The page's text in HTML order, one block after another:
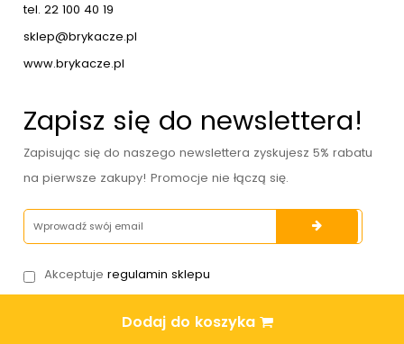
Dodaj do koszyka
tel. 22 100 40 19
sklep@brykacze.pl
www.brykacze.pl
Zapisz się do newslettera!
Zapisując się do naszego newslettera zyskujesz 5% rabatu
na pierwsze zakupy! Promocje nie łączą się.
Akceptujeregulamin sklepu